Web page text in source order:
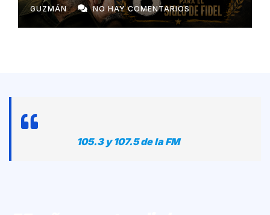
GUZMÁN NO HAY COMENTARIOS
105.3 y 107.5 de la FM